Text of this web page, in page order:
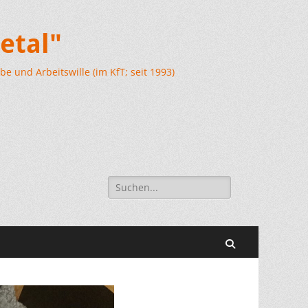
und Arbeitswille (im KfT; seit 1993)
Suchen
nach: